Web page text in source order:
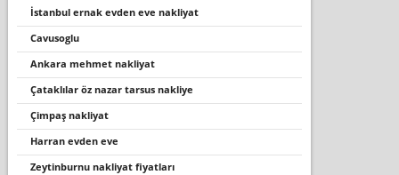
i̇stanbul ernak evden eve nakli̇yat
cavusoglu
ankara mehmet nakliyat
çataklılar öz nazar tarsus nakliye
çimpaş nakliyat
harran evden eve
zeytinburnu nakliyat fiyatları